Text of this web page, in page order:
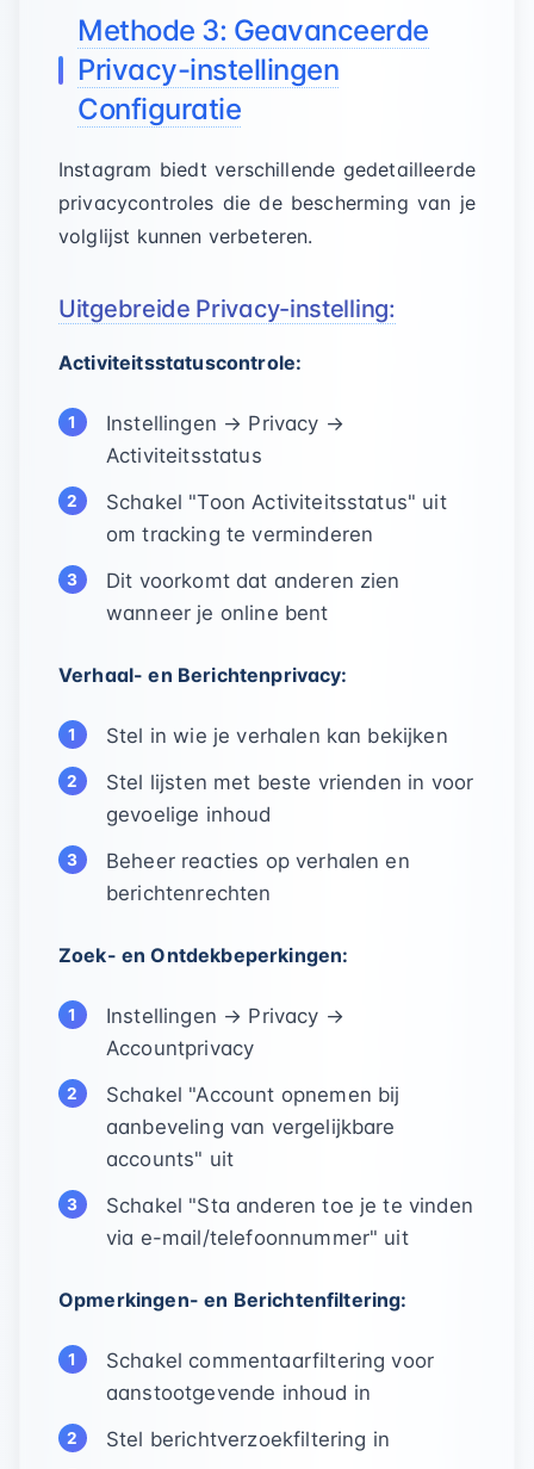
Methode 3: Geavanceerde
Privacy-instellingen
Configuratie
Instagram biedt verschillende gedetailleerde
privacycontroles die de bescherming van je
volglijst kunnen verbeteren.
Uitgebreide Privacy-instelling:
Activiteitsstatuscontrole:
Instellingen → Privacy →
Activiteitsstatus
Schakel "Toon Activiteitsstatus" uit
om tracking te verminderen
Dit voorkomt dat anderen zien
wanneer je online bent
Verhaal- en Berichtenprivacy:
Stel in wie je verhalen kan bekijken
Stel lijsten met beste vrienden in voor
gevoelige inhoud
Beheer reacties op verhalen en
berichtenrechten
Zoek- en Ontdekbeperkingen:
Instellingen → Privacy →
Accountprivacy
Schakel "Account opnemen bij
aanbeveling van vergelijkbare
accounts" uit
Schakel "Sta anderen toe je te vinden
via e-mail/telefoonnummer" uit
Opmerkingen- en Berichtenfiltering:
Schakel commentaarfiltering voor
aanstootgevende inhoud in
Stel berichtverzoekfiltering in